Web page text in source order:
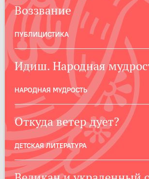
Воззвание
ПУБЛИЦИСТИКА
Идиш. Народная
НАРОДНАЯ МУДРОСТЬ
Откуда ветер дует?
ДЕТСКАЯ ЛИТЕРАТУРА